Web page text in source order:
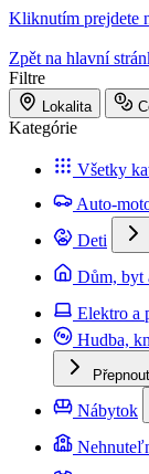
Kliknutím prejdete
Zpět na hlavní
Filtre
Lokalita
Kategórie
Všetky
Auto-
Deti
Dům, byt
Elektro a
Hudba,
Nábytok